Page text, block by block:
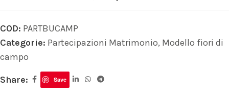
COD: PARTBUCAMP
Categorie: Partecipazioni Matrimonio, Modello fiori di
campo
Share: Save